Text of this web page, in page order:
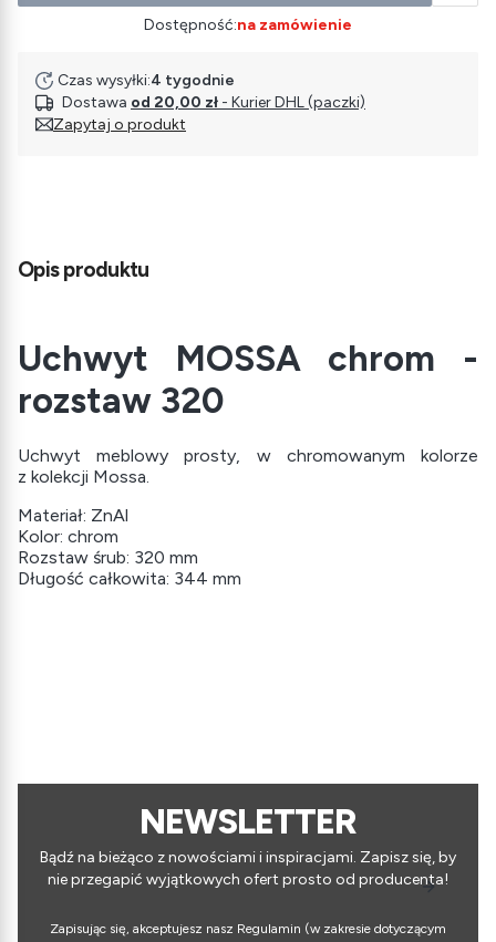
Dostępność:na zamówienie
Czas wysyłki:4 tygodnie
Dostawa od 20,00 zł - Kurier DHL (paczki)
Zapytaj o produkt
Opis produktu
Uchwyt MOSSA chrom -
rozstaw 320
Uchwyt meblowy prosty, w chromowanym kolorze
z kolekcji Mossa.
Materiał: ZnAl
Kolor: chrom
Rozstaw śrub: 320 mm
Długość całkowita: 344 mm
NEWSLETTER
Bądź na bieżąco z nowościami i inspiracjami. Zapisz się, by
nie przegapić wyjątkowych ofert prosto od producenta!
Zapisując się, akceptujesz nasz Regulamin (w zakresie dotyczącym